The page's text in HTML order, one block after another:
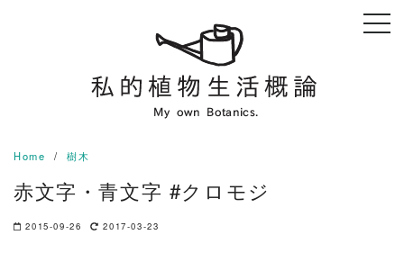
Home 樹木
赤文字・青文字 #クロモジ
2015-09-26 2017-03-23